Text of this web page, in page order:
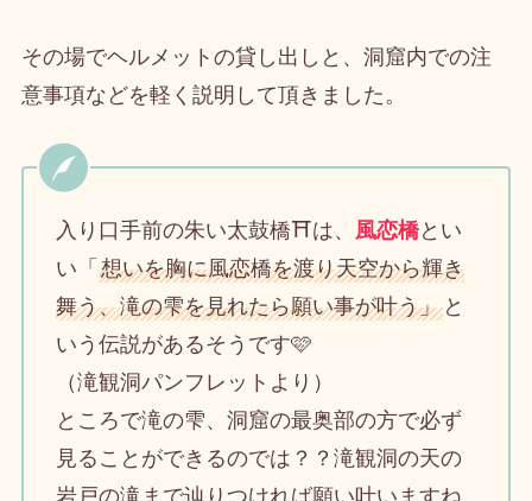
その場でヘルメットの貸し出しと、洞窟内での注
意事項などを軽く説明して頂きました。
入り口手前の朱い太鼓橋⛩️は、 風恋橋とい
い「 想いを胸に風恋橋を渡り天空から輝き
舞う、滝の雫を見れたら願い事が叶う」と
いう伝説があるそうです🩷
（滝観洞パンフレットより）
ところで滝の雫、洞窟の最奥部の方で必ず
見ることができるのでは？？滝観洞の天の